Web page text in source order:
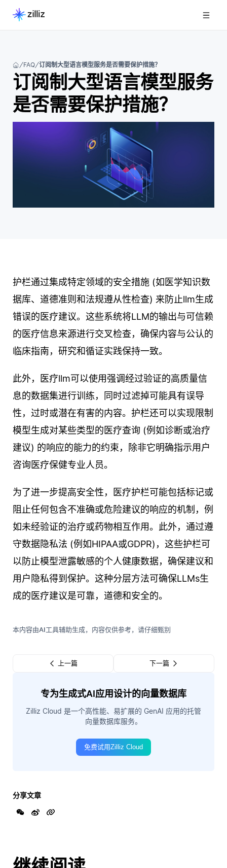
FAQ 订阅制大型语言模型服务是否需要保护措施？
订阅制大型语言模型服务
是否需要保护措施？
护栏通过集成特定领域的安全措施 (如医学知识数
据库、道德准则和法规遵从性检查) 来防止llm生成
错误的医疗建议。这些系统将LLM的输出与可信赖
的医疗信息来源进行交叉检查，确保内容与公认的
临床指南，研究和循证实践保持一致。
此外，医疗llm可以使用强调经过验证的高质量信
息的数据集进行训练，同时过滤掉可能具有误导
性，过时或潜在有害的内容。护栏还可以实现限制
模型生成对某些类型的医疗查询 (例如诊断或治疗
建议) 的响应的能力的约束，除非它明确指示用户
咨询医疗保健专业人员。
为了进一步提高安全性，医疗护栏可能包括标记或
阻止任何包含不准确或危险建议的响应的机制，例
如未经验证的治疗或药物相互作用。此外，通过遵
守数据隐私法 (例如HIPAA或GDPR)，这些护栏可
以防止模型泄露敏感的个人健康数据，确保建议和
用户隐私得到保护。这种分层方法可确保LLMs生
成的医疗建议是可靠，道德和安全的。
本内容由AI工具辅助生成，内容仅供参考，请仔细甄别
上一篇 下一篇
专为生成式AI应用设计的向量数据库
Zilliz Cloud 是一个高性能、易扩展的 GenAI 应用的托管
向量数据库服务。
免费试用Zilliz Cloud
分享文章